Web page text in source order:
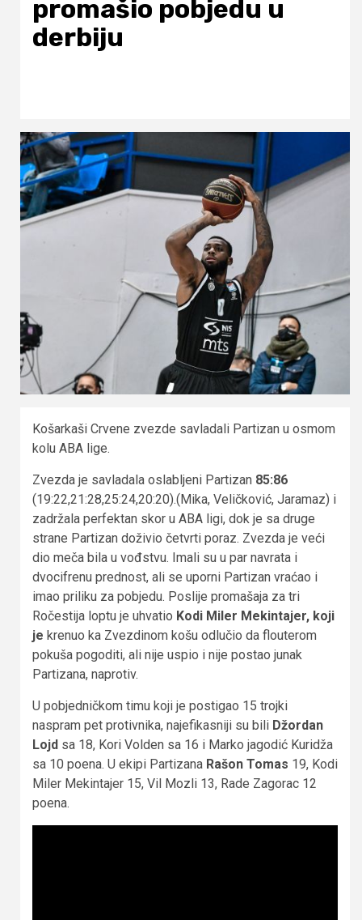
promašio pobjedu u
derbiju
Košarkaši Crvene zvezde savladali Partizan u osmom
kolu ABA lige.
Zvezda je savladala oslabljeni Partizan 85:86
(19:22,21:28,25:24,20:20).(Mika, Veličković, Jaramaz) i
zadržala perfektan skor u ABA ligi, dok je sa druge
strane Partizan doživio četvrti poraz. Zvezda je veći
dio meča bila u vođstvu. Imali su u par navrata i
dvocifrenu prednost, ali se uporni Partizan vraćao i
imao priliku za pobjedu. Poslije promašaja za tri
Ročestija loptu je uhvatio Kodi Miler Mekintajer, koji
je krenuo ka Zvezdinom košu odlučio da flouterom
pokuša pogoditi, ali nije uspio i nije postao junak
Partizana, naprotiv.
U pobjedničkom timu koji je postigao 15 trojki
naspram pet protivnika, najefikasniji su bili Džordan
Lojd sa 18, Kori Volden sa 16 i Marko jagodić Kuridža
sa 10 poena. U ekipi Partizana Rašon Tomas 19, Kodi
Miler Mekintajer 15, Vil Mozli 13, Rade Zagorac 12
poena.